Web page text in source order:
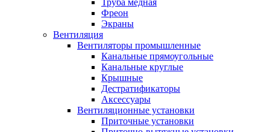
Труба медная
Фреон
Экраны
Вентиляция
Вентиляторы промышленные
Канальные прямоугольные
Канальные круглые
Крышные
Дестратификаторы
Аксессуары
Вентиляционные установки
Приточные установки